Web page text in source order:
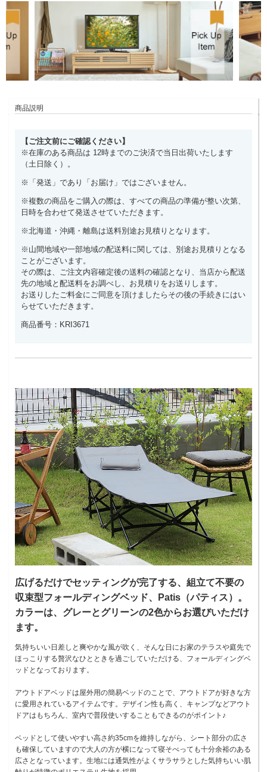
商品説明
【ご注文前にご確認ください】
※在庫のある商品は 12時までのご決済で当日出荷いたします
（土日除く）。
※「発送」であり「お届け」ではございません。
※複数の商品をご購入の際は、すべての商品の準備が整い次第、
日時を合わせて発送させていただきます。
※北海道・沖縄・離島は送料別途お見積りとなります。
※山間地域や一部地域の配送料に関しては、別途お見積りとなる
ことがございます。
その際は、ご注文内容確定後の送料の確認となり、当店から配送
先の地域と配送料をお調べし、お見積りをお送りします。
お送りしたご料金にご同意を頂けましたらその後の手続きにはい
らせていただきます。
商品番号：KRI3671
広げるだけでセッティングが完了する、組立て不要の
収束型フォールディングベッド、Patis（パティス）。
カラーは、グレーとグリーンの2色からお選びいただけ
ます。
気持ちいい日差しと爽やかな風が吹く、そんな日にお家のテラスや庭先で
ほっこりする贅沢なひとときを過ごしていただける、フォールディングベ
ッドとなっております。
アウトドアベッドは屋外用の簡易ベッドのことで、アウトドアが好きな方
に愛用されているアイテムです。デザイン性も高く、キャンプなどアウト
ドアはもちろん、室内で普段使いすることもできるのがポイント♪
ベッドとして使いやすい高さ約35cmを維持しながら、シート部分の広さ
も確保していますので大人の方が横になって寝そべっても十分余裕のある
広さとなっています。生地には通気性がよくサラサラとした気持ちいい肌